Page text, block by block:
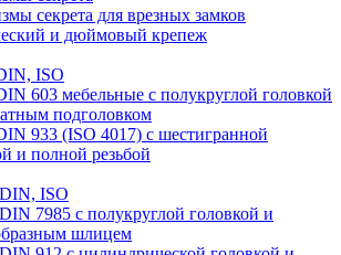
секрета для врезных замков
и дюймовый крепеж
ISO
603 мебельные с полукруглой головкой
подголовком
933 (ISO 4017) с шестигранной
и полной резьбой
ISO
7985 с полукруглой головкой и
шлицем